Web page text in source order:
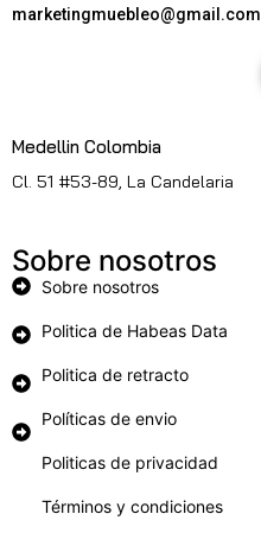
marketingmuebleo@gmail.com
Medellin Colombia
Cl. 51 #53-89, La Candelaria
Sobre nosotros
Sobre nosotros
Politica de Habeas Data
Politica de retracto
Políticas de envio
Politicas de privacidad
Términos y condiciones